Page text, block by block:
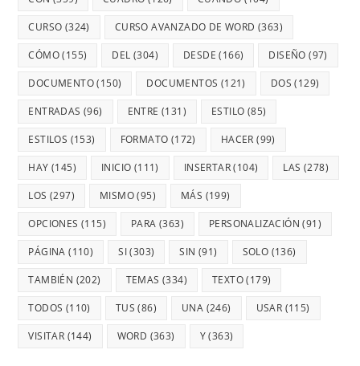
CURSO (324) CURSO AVANZADO DE WORD (363)
CÓMO(155) DEL (304) DESDE (166) DISEÑO (97)
DOCUMENTO(150) DOCUMENTOS (121) DOS (129)
ENTRADAS (96) ENTRE (131) ESTILO (85)
ESTILOS (153) FORMATO (172) HACER (99)
HAY (145) INICIO (111) INSERTAR(104) LAS (278)
LOS (297) MISMO(95) MÁS (199)
OPCIONES (115) PARA (363) PERSONALIZACIÓN (91)
PÁGINA (110) SI(303) SIN (91) SOLO (136)
TAMBIÉN (202) TEMAS (334) TEXTO(179)
TODOS (110) TUS (86) UNA (246) USAR (115)
VISITAR (144) WORD (363) Y(363)